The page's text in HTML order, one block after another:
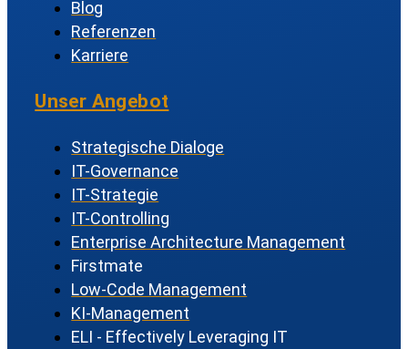
Blog
Referenzen
Karriere
Unser Angebot
Strategische Dialoge
IT-Governance
IT-Strategie
IT-Controlling
Enterprise Architecture Management
Firstmate
Low-Code Management
KI-Management
ELI - Effectively Leveraging IT